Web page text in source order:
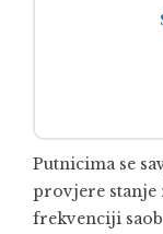
Putnicima se
provjere stanje
frekvenciji